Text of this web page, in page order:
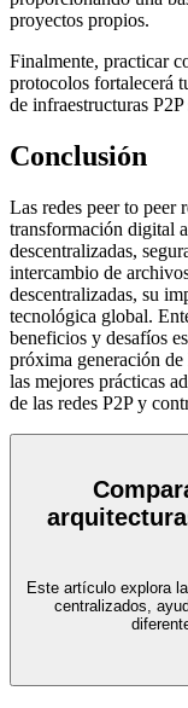
proyectos propios.
Finalmente, practicar
protocolos fortalecerá
de infraestructuras
Conclusión
Las redes peer to peer
transformación digital
descentralizadas,
intercambio de
descentralizadas, su
tecnológica global.
beneficios y desafíos
próxima generación
las mejores prácticas
de las redes P2P y
Este artículo explora
centralizados,